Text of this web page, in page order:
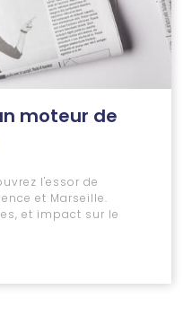
moteur de
l'essor de
et Marseille.
et impact sur le